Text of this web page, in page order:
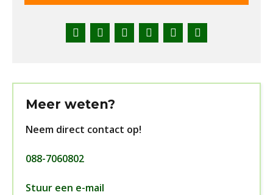
FacebookTwitterLinkedInPinterestWhatsApp
Meer weten?
Neem direct contact op!
088-7060802
Stuur een e-mail